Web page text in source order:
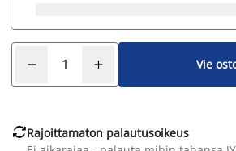
Vie
Rajoittamaton palautusoikeus